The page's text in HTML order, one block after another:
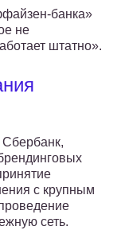
банка»
не
штатно».
Сбербанк,
с крупным
сеть.